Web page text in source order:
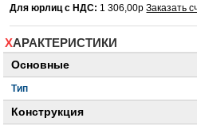
Для юрлиц с НДС: 1 306,00рЗаказать
ХАРАКТЕРИСТИКИ
Основные
Тип
Конструкция